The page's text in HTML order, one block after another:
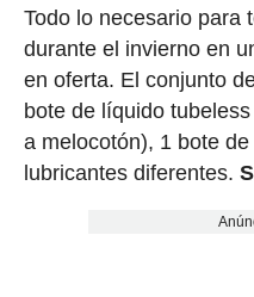
Todo lo necesario para
durante el invierno en
en oferta. El conjunto
bote de líquido
a melocotón), 1 bote
lubricantes diferentes.